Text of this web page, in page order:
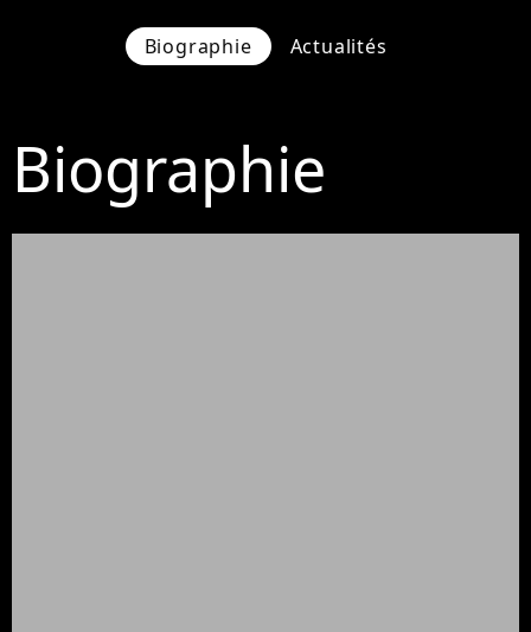
Biographie Actualités
Biographie